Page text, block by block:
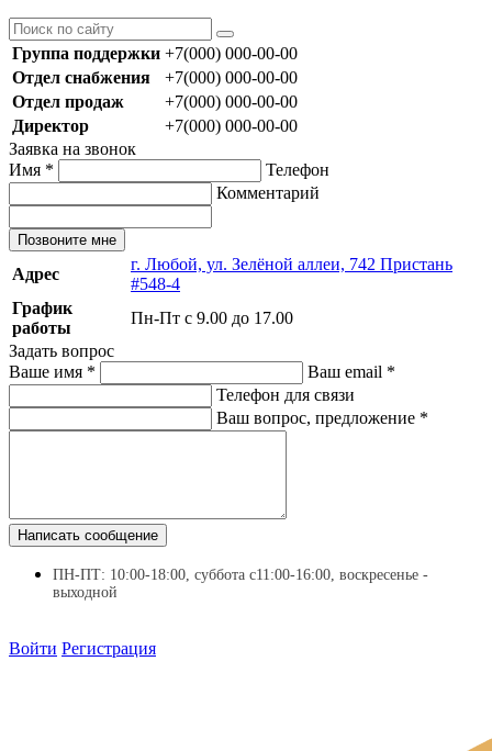
Группа поддержки +7(000) 000-00-00
Отдел снабжения
+7(000) 000-00-00
Отдел продаж
+7(000) 000-00-00
Директор
+7(000) 000-00-00
Заявка на звонок
Имя *
Телефон
Комментарий
Позвоните мне
Адрес
г. Любой, ул. Зелёной аллеи, 742 Пристань
#548-4
График
работы
Пн-Пт с 9.00 до 17.00
Задать вопрос
Ваше имя * Ваш email *
Телефон для связи
Ваш вопрос, предложение *
Написать сообщение
ПН-ПТ: 10:00-18:00, суббота с11:00-16:00, воскресенье -
выходной
Войти Регистрация